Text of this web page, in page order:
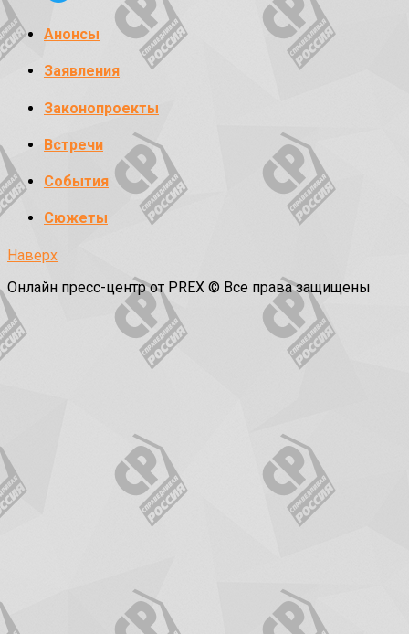
Анонсы
Заявления
Законопроекты
Встречи
События
Сюжеты
Наверх
Онлайн пресс-центр от PREX © Все права защищены